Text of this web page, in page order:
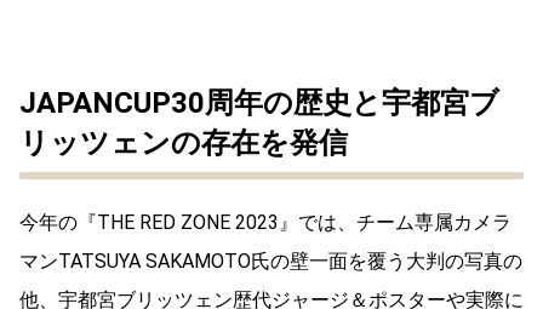
JAPANCUP30周年の歴史と宇都宮ブ
リッツェンの存在を発信
今年の『THE RED ZONE 2023』では、チーム専属カメラ
マンTATSUYA SAKAMOTO⽒の壁⼀⾯を覆う⼤判の写真の
他、宇都宮ブリッツェン歴代ジャージ＆ポスターや実際に